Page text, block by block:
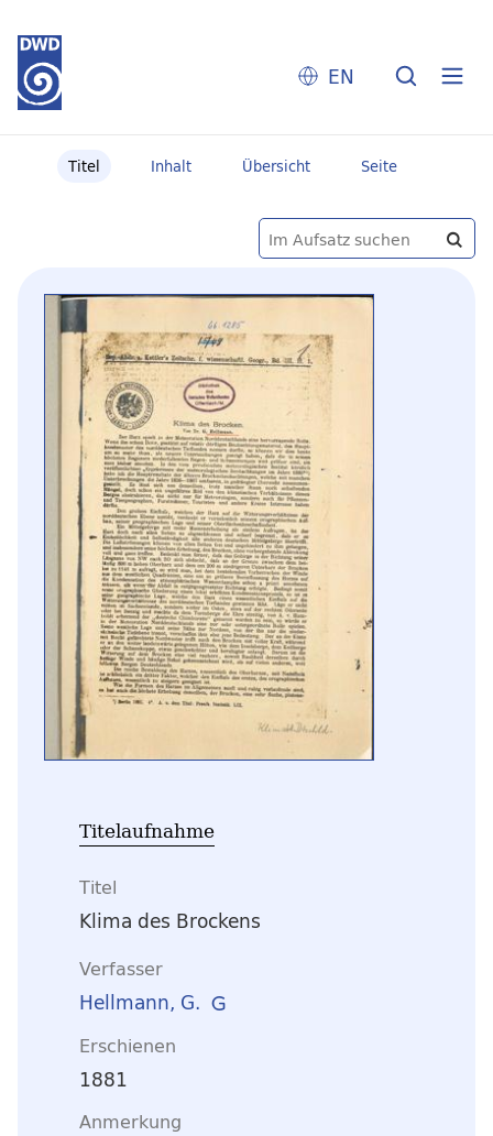
EN
Titel Inhalt Übersicht Seite
Titelaufnahme
Titel
Klima des Brockens
Verfasser
Hellmann, G.
Erschienen
1881
Anmerkung